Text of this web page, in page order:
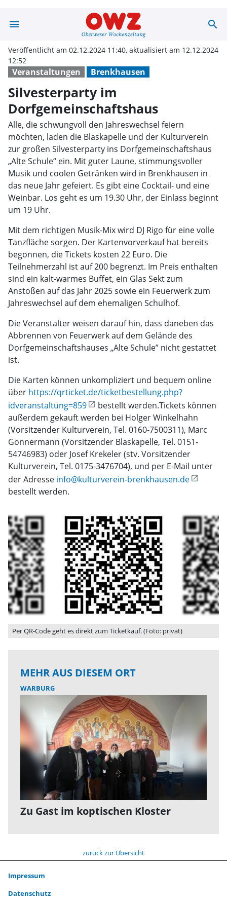
menu Silvesterpartysearch
Veranstaltungen Brenkhausen
Veröffentlicht am 02.12.2024 11:40, aktualisiert am 12.12.2024
12:52
Silvesterparty im
Dorfgemeinschaftshaus
Alle, die schwungvoll den Jahreswechsel feiern
möchten, laden die Blaskapelle und der Kulturverein
zur großen Silvesterparty ins Dorfgemeinschaftshaus
„Alte Schule“ ein. Mit guter Laune, stimmungsvoller
Musik und coolen Getränken wird in Brenkhausen in
das neue Jahr gefeiert. Es gibt eine Cocktail- und eine
Weinbar. Los geht es um 19.30 Uhr, der Einlass beginnt
um 19 Uhr.
Mit dem richtigen Musik-Mix wird DJ Rigo für eine volle
Tanzfläche sorgen. Der Kartenvorverkauf hat bereits
begonnen, die Tickets kosten 22 Euro. Die
Teilnehmerzahl ist auf 200 begrenzt. Im Preis enthalten
sind ein kalt-warmes Buffet, ein Glas Sekt zum
Anstoßen auf das Jahr 2025 sowie ein Feuerwerk zum
Jahreswechsel auf dem ehemaligen Schulhof.
Die Veranstalter weisen darauf hin, dass daneben das
Abbrennen von Feuerwerk auf dem Gelände des
Dorfgemeinschaftshauses „Alte Schule” nicht gestattet
ist.
Die Karten können unkompliziert und bequem online
über https://qrticket.de/ticketbestellung.php?
idveranstaltung=859
bestellt werden.Tickets können
außerdem gekauft werden bei Holger Winkelhahn
(Vorsitzender Kulturverein, Tel. 0160-7500311), Marc
Gonnermann (Vorsitzender Blaskapelle, Tel. 0151-
54746983) oder Josef Krekeler (stv. Vorsitzender
Kulturverein, Tel. 0175-3476704), und per E-Mail unter
der Adresse info@kulturverein-brenkhausen.de
bestellt werden.
Per QR-Code geht es direkt zum Ticketkauf. (Foto: privat)
MEHR AUS DIESEM ORT
WARBURG
Zu Gast im koptischen Kloster
zurück zur Übersicht
Impressum
Datenschutz